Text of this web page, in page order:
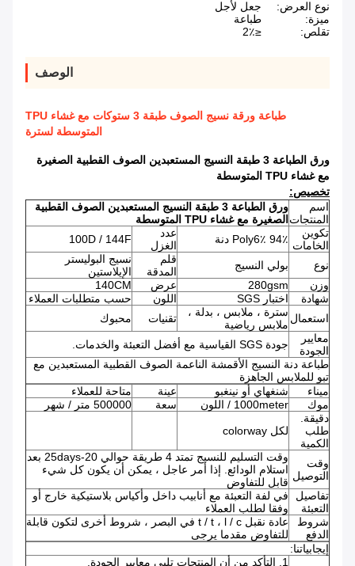
نوع العرض:
جعل لأجل
ميزة:
طباعة
تقلص:
≤2٪
الوصف
طباعة ورقة نسيج الصوف طبقة 3 ستوكات مع غشاء TPU
المتوسطة لسترة
ورق الطباعة 3 طبقة النسيج المستعبدين الصوف القطبية الصغيرة
مع غشاء TPU المتوسطة
تخصيص:
اسم
المنتجات
ورق الطباعة 3 طبقة النسيج المستعبدين الصوف القطبية
الصغيرة مع غشاء TPU المتوسطة
تكوين
الخامات 94٪ Poly6٪ دنة
عدد
الغزل
100D / 144F
نوع بولي النسيج
قلم
المدقة
نسيج البوليستر
الإيلاستين
وزن
280gsm عرض
140CM
شهادة
اختبار SGS اللون
حسب متطلبات العملاء
استعمال سترة ، ملابس ، بدلة ،
ملابس رياضية
تقنيات
محبوك
معايير
الجودة
جودة SGS القياسية مع أفضل التعبئة والخدمات.
طباعة دنة النسيج الأقمشة الناعمة الصوف القطبية المستعبدين مع
تبو للملابس الجاهزة
ميناء
شنغهاي أو نينغبو عينة
متاحة للعملاء
موك
1000meter / اللون سعة
500000 متر / شهر
دقيقة.
طلب
الكمية
لكل colorway
وقت
التوصيل
وقت التسليم للنسيج تمتد 4 طريقة حوالي 20-25days بعد
استلام الودائع. إذا أمر عاجل ، يمكن أن يكون كل شيء
قابل للتفاوض
تفاصيل
التعبئة
في لفة التعبئة مع أنابيب داخل وأكياس بلاستيكية خارج أو
وفقا لطلب العملاء
شروط
الدفع
عادة نقبل t / t ، l / c في البصر ، شروط أخرى لتكون قابلة
للتفاوض مقدما يرجى
إيجابياتنا:
1. التأكد من أن المنتجات تلبي معايير الجودة.